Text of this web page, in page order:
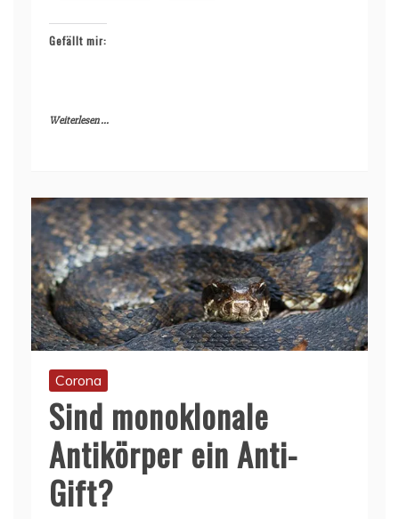
Gefällt mir:
Weiterlesen ...
Corona
Sind monoklonale
Antikörper ein Anti-
Gift?